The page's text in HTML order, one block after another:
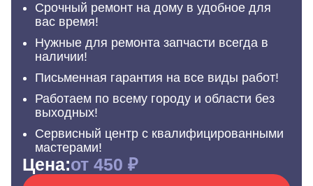
Срочный ремонт на дому в удобное для
вас время!
Нужные для ремонта запчасти всегда в
наличии!
Письменная гарантия на все виды работ!
Работаем по всему городу и области без
выходных!
Сервисный центр с квалифицированными
мастерами!
Цена:от 450 ₽